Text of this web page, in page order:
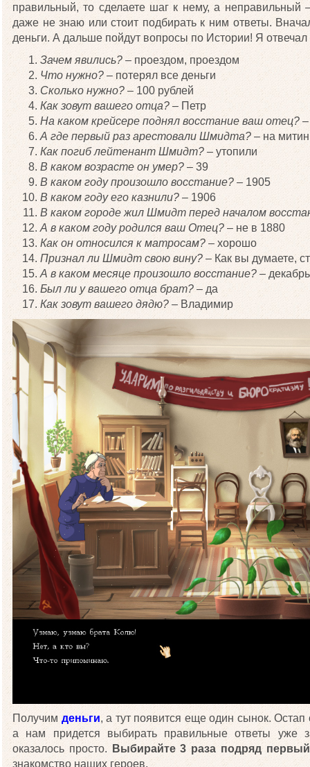
правильный, то сделаете шаг к нему, а
даже не знаю или стоит подбирать к ним ответы.
деньги. А дальше пойдут вопросы по Истории! Я отвечал
Зачем явились? – проездом, проездом
Что нужно? – потерял все деньги
Сколько нужно? – 100 рублей
Как зовут вашего отца? – Петр
На каком крейсере поднял восстание ваш отец?
А где первый раз арестовали Шмидта? – на
Как погиб лейтенант Шмидт? – утопили
В каком возрасте он умер? – 39
В каком году произошло восстание? – 1905
В каком году его казнили? – 1906
В каком городе жил Шмидт перед началом
А в каком году родился ваш Отец? – не в 1880
Как он относился к матросам? – хорошо
Признал ли Шмидт свою вину? – Как вы думаете,
А в каком месяце произошло восстание? – декабрь
Был ли у вашего отца брат? – да
Как зовут вашего дядю? – Владимир
Получим деньги, а тут появится еще один сынок. Остап
а нам придется выбирать правильные ответы уже
оказалось просто.
Выбирайте 3 раза подряд
знакомство наших героев.